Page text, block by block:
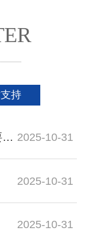
持
造成空压机油气桶进水的六个主要原因 2025-10-31
2025-10-31
2025-10-31